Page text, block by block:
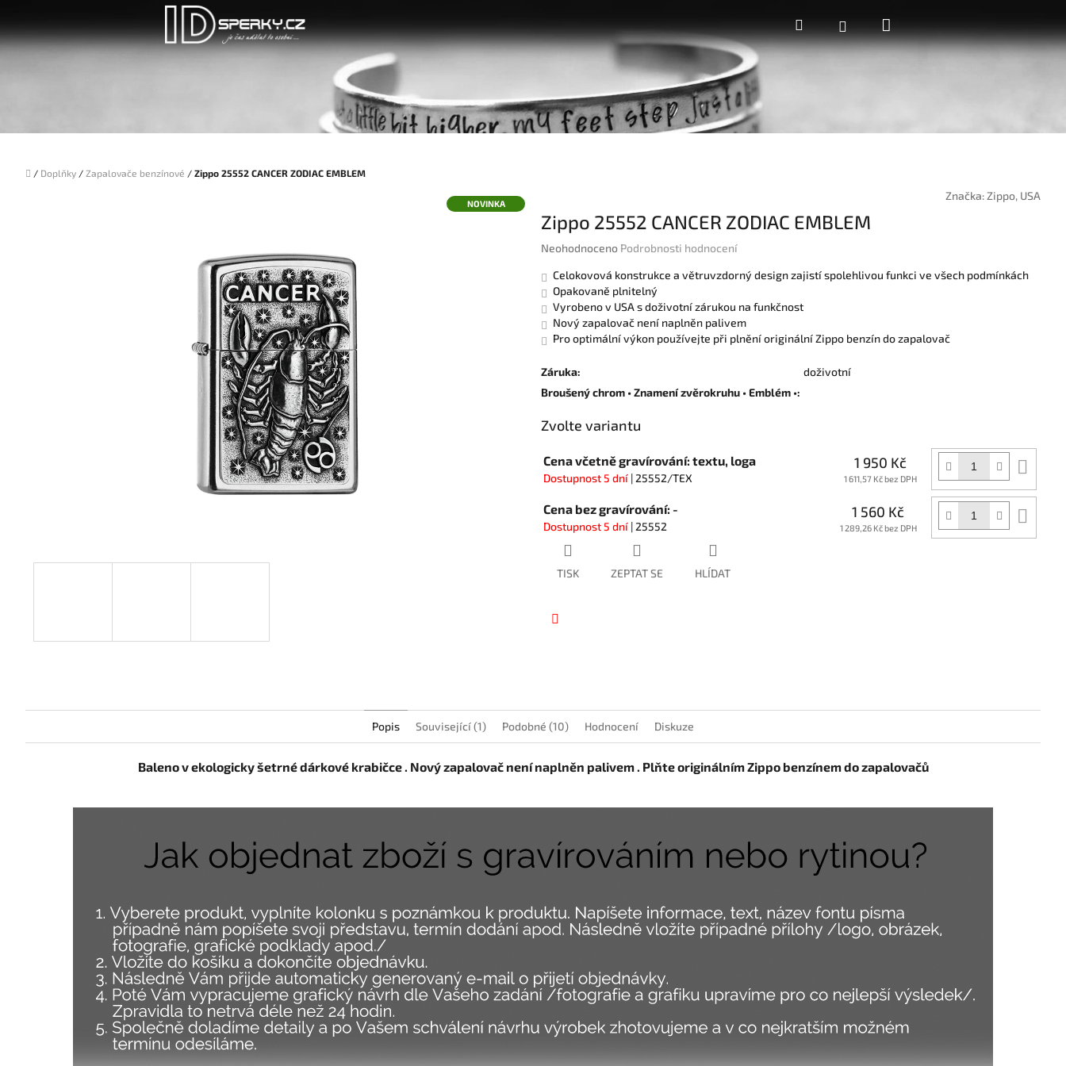
obsah
HledatPřihlášeníNákupní
košík
Domů
/ Doplňky / Zapalovače benzínové / Zippo 25552 CANCER ZODIAC EMBLEM
NOVINKA
Značka:Zippo, USA
Zippo 25552 CANCER ZODIAC EMBLEM
Průměrné
produktu
je
0,0
z
5
Neohodnoceno Podrobnosti hodnocení
Celokovová konstrukce a větruvzdorný design zajistí spolehlivou funkci ve všech podmínkách
Opakovaně plnitelný
Vyrobeno v USA s doživotní zárukou na funkčnost
Nový zapalovač není naplněn palivem
Pro optimální výkon používejte při plnění originální Zippo benzín do zapalovač
Záruka:
doživotní
Broušený chrom • Znamení zvěrokruhu • Emblém •:
Zvolte variantu
Cena včetně gravírování: textu, loga
Dostupnost 5 dní | 25552/TEX
1 950 Kč
1 611,57 Kč bez DPH
Cena bez gravírování: -
Dostupnost 5 dní | 25552
1 560 Kč
1 289,26 Kč bez DPH
TISK ZEPTAT SE HLÍDAT
Popis Související (1) Podobné (10) Hodnocení Diskuze
Baleno v ekologicky šetrné dárkové krabičce . Nový zapalovač není naplněn palivem . Plňte originálním Zippo benzínem do zapalovačů